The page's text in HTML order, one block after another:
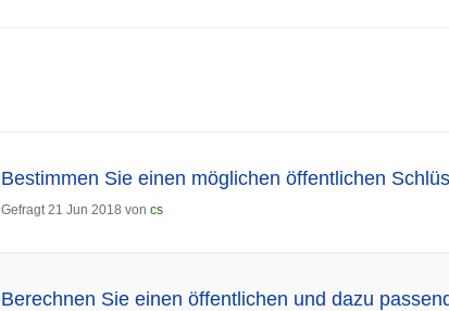
Bestimmen Sie einen möglichen öffentlichen
Gefragt 21 Jun 2018 von cs
Berechnen Sie einen öffentlichen und dazu